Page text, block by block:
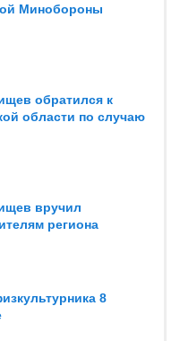
Минобороны
обратился к
области по случаю
вручил
региона
8